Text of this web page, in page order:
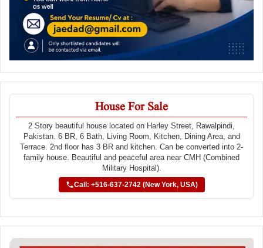
House For Sale
2 Story beautiful house located on Harley Street, Rawalpindi,
Pakistan. 6 BR, 6 Bath, Living Room, Kitchen, Dining Area, and
Terrace. 2nd floor has 3 BR and kitchen. Can be converted into 2-
family house. Beautiful and peaceful area near CMH (Combined
Military Hospital).
Call: +516-637-2742 (New York, USA)